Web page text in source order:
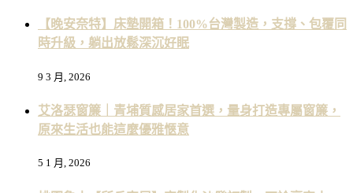
【晚安奈特】床墊開箱！100%台灣製造，支撐、包覆同
時升級，躺出放鬆深沉好眠
9 3 月, 2026
艾洛瑟窗簾｜青埔質感居家首選，量身打造專屬窗簾，
原來生活也能這麼優雅愜意
5 1 月, 2026